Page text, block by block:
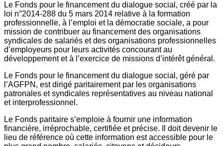
Le Fonds pour le financement du dialogue social, créé par la
loi n°2014-288 du 5 mars 2014 relative à la formation
professionnelle, à l’emploi et la démocratie sociale, a pour
mission de contribuer au financement des organisations
syndicales de salariés et des organisations professionnelles
d’employeurs pour leurs activités concourant au
développement et à l’exercice de missions d’intérêt général.
Le Fonds pour le financement du dialogue social, géré par
l’AGFPN, est dirigé paritairement par les organisations
patronales et syndicales représentatives au niveau national
et interprofessionnel.
Le Fonds paritaire s’emploie à fournir une information
financière, irréprochable, certifiée et précise. Il doit devenir le
lieu de référence où cette information est accessible pour le